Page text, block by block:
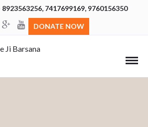
8923563256, 7417699169, 9760156350
DONATE NOW
Ji Barsana